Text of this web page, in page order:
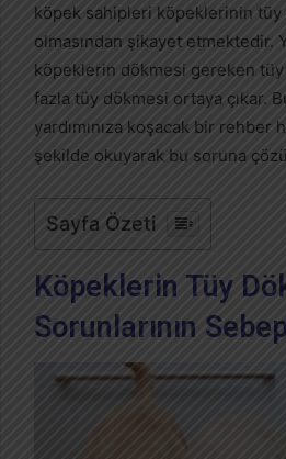
e
r
m
e
köpek sahipleri köpeklerinin tüy
olmasından şikayet etmektedir.
köpeklerin dökmesi gereken tüy
fazla tüy dökmesi ortaya çıkar.
yardımınıza koşacak bir rehber
şekilde okuyarak bu soruna
Sayfa Özeti
Köpeklerin Tüy
Sorunlarının